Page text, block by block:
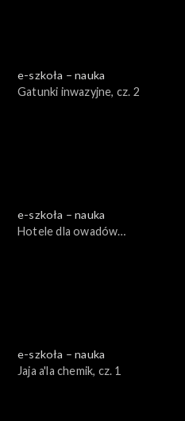
e-szkoła – nauka
Gatunki inwazyjne, cz. 2
e-szkoła – nauka
Hotele dla owadów
e-szkoła – nauka
Jaja a'la chemik, cz. 1